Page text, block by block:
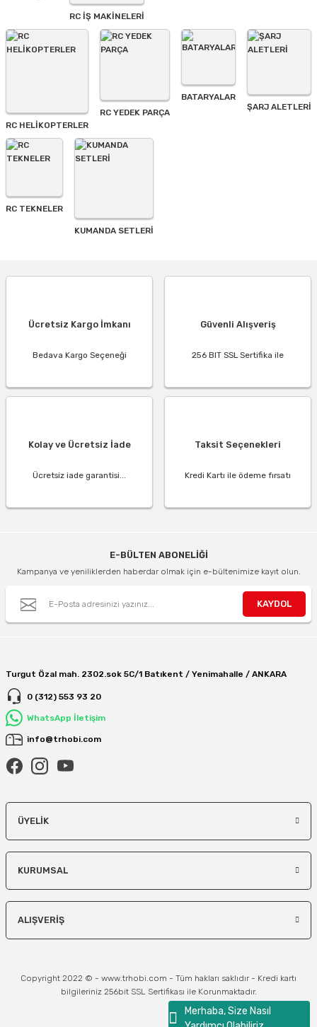
Merhaba, Size Nasıl
Bu ürüne benzer farklı alternatifler olmalı.
Gönder
RC İŞ MAKİNELERİ
RC HELİKOPTERLER
RC YEDEK PARÇA
BATARYALAR
ŞARJ ALETLERI
RC TEKNELER
KUMANDA SETLERİ
Ücretsiz Kargo İmkanı
Bedava Kargo Seçeneği
Güvenli Alışveriş
256 BIT SSL Sertifika ile
Kolay ve Ücretsiz İade
Ücretsiz iade garantisi...
Taksit Seçenekleri
Kredi Kartı ile ödeme fırsatı
E-BÜLTEN ABONELİĞİ
Kampanya ve yeniliklerden haberdar olmak için e-bültenimize kayıt olun.
KAYDOL
Turgut Özal mah. 2302.sok 5C/1 Batıkent / Yenimahalle / ANKARA
0 (312) 553 93 20
WhatsApp İletişim
info@trhobi.com
ÜYELIK
KURUMSAL
ALIŞVERIŞ
Copyright 2022 © - www.trhobi.com - Tüm hakları saklıdır - Kredi kartı
bilgileriniz 256bit SSL Sertifikası ile Korunmaktadır.